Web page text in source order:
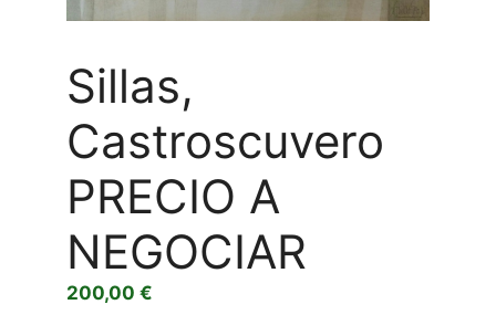
Sillas,
Castroscuvero
PRECIO A
NEGOCIAR
200,00 €